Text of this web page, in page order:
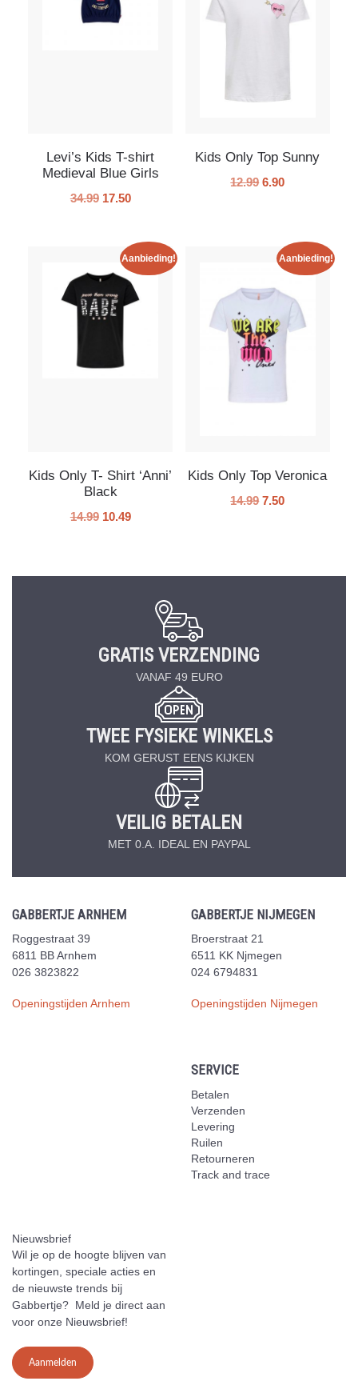
Levi’s Kids T-shirt
Medieval Blue Girls
34.99 17.50
Kids Only Top Sunny
12.99 6.90
Aanbieding!
Kids Only T- Shirt ‘Anni’
Black
14.99 10.49
Aanbieding!
Kids Only Top Veronica
14.99 7.50
GRATIS VERZENDING
VANAF 49 EURO
TWEE FYSIEKE WINKELS
KOM GERUST EENS KIJKEN
VEILIG BETALEN
MET 0.A. IDEAL EN PAYPAL
GABBERTJE ARNHEM
Roggestraat 39
6811 BB Arnhem
026 3823822
Openingstijden Arnhem
GABBERTJE NIJMEGEN
Broerstraat 21
6511 KK Njmegen
024 6794831
Openingstijden Nijmegen
SERVICE
Betalen
Verzenden
Levering
Ruilen
Retourneren
Track and trace
Nieuwsbrief
Wil je op de hoogte blijven van
kortingen, speciale acties en
de nieuwste trends bij
Gabbertje? Meld je direct aan
voor onze Nieuwsbrief!
Aanmelden